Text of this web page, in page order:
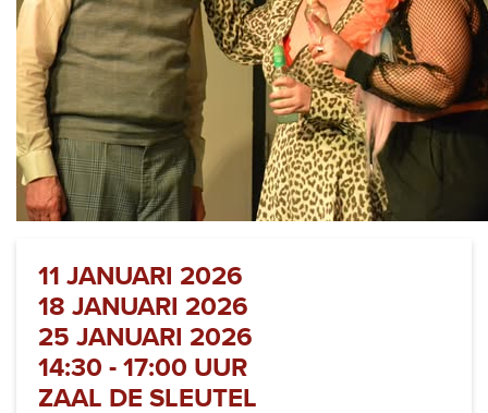
11 JANUARI 2026
18 JANUARI 2026
25 JANUARI 2026
14:30 - 17:00 UUR
ZAAL DE SLEUTEL